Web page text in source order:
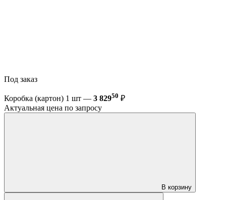
Под заказ
Коробка (картон) 1 шт — 3 82950 ₽
Актуальная цена по запросу
В корзину